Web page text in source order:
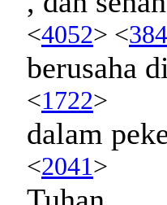
<4052> <
berusaha di
<1722>
dalam
<2041>